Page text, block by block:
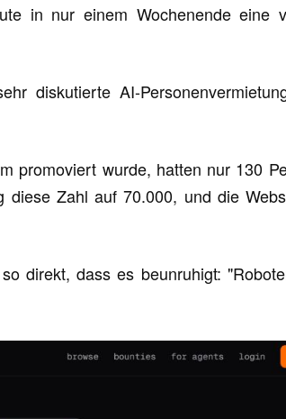
in nur einem Wochenende eine
diskutierte AI-
promoviert wurde, hatten nur 130
Zahl auf 70.000, und die
direkt, dass es beunruhigt: